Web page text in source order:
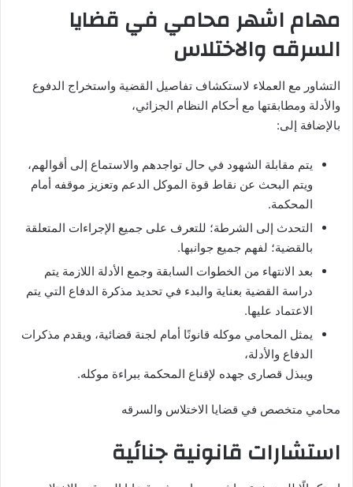
مهام اشهر محامي في قضايا
السرقه والاختلاس
التشاور مع العملاء لاستكشاف تفاصيل القضية واستخراج الدفوع
والأدلة ومطابقتها مع أحكام النظام الجزائي،
بالإضافة إلى:
يتم مقابلة الشهود في حال تواجدهم والاستماع إلى أقوالهم،
ويتم البحث عن نقاط قوة الموكل الدعم وتعزيز موقفه أمام
المحكمة.
التحدث إلى الشرطة؛ للتعرف على جميع الإجراءات المتعلقة
بالقضية؛ لفهم جميع جوانبها.
بعد الانتهاء من الخطوات السابقة وجمع الأدلة اللازمة يتم
دراسة القضية بعناية والبدء في تحديد مذكرة الدفاع التي يتم
الاعتماد عليها.
يمثل المحامي موكله قانونًا أمام لجنة قضائية، ويقدم مذكرات
الدفاع والأدلة،
ويبذل قصارى جهده لإقناع المحكمة ببراءة موكله.
محامي متخصص في قضايا الاختلاس والسرقه
استشارات قانونية جنائية